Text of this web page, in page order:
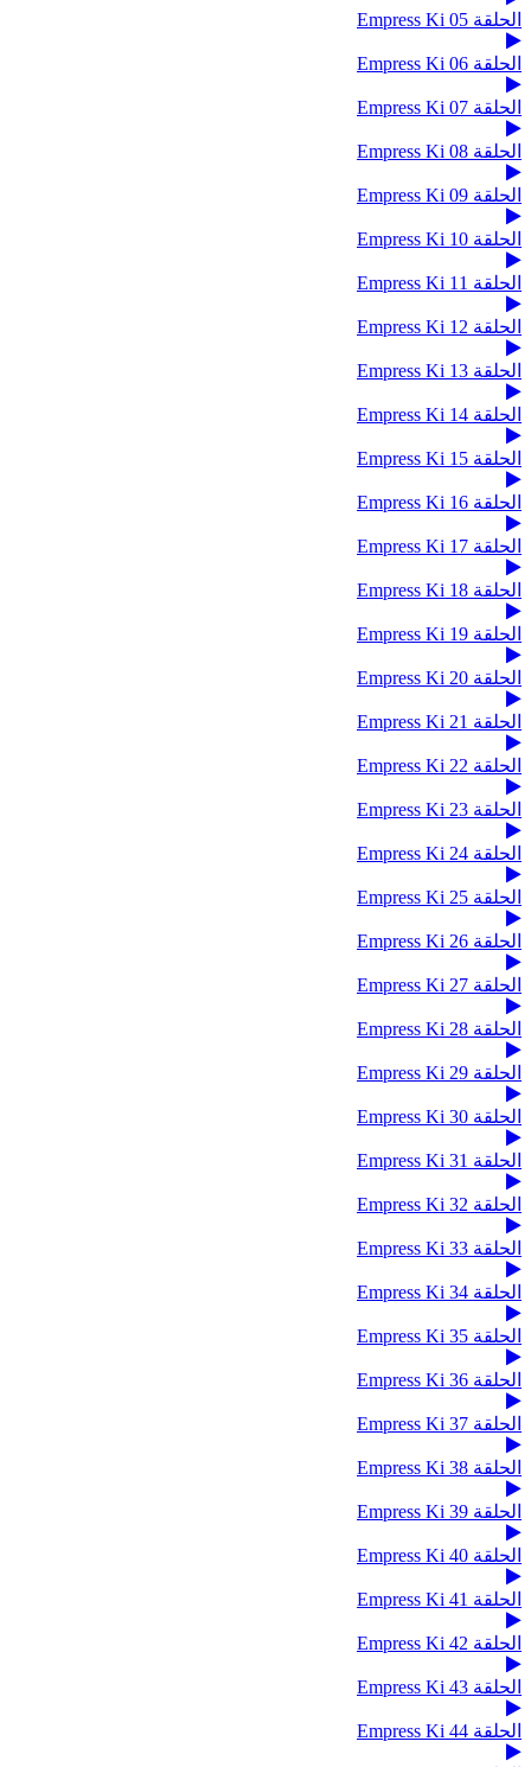
الحلقة 05 Empress Ki
الحلقة 06 Empress Ki
الحلقة 07 Empress Ki
الحلقة 08 Empress Ki
الحلقة 09 Empress Ki
الحلقة 10 Empress Ki
الحلقة 11 Empress Ki
الحلقة 12 Empress Ki
الحلقة 13 Empress Ki
الحلقة 14 Empress Ki
الحلقة 15 Empress Ki
الحلقة 16 Empress Ki
الحلقة 17 Empress Ki
الحلقة 18 Empress Ki
الحلقة 19 Empress Ki
الحلقة 20 Empress Ki
الحلقة 21 Empress Ki
الحلقة 22 Empress Ki
الحلقة 23 Empress Ki
الحلقة 24 Empress Ki
الحلقة 25 Empress Ki
الحلقة 26 Empress Ki
الحلقة 27 Empress Ki
الحلقة 28 Empress Ki
الحلقة 29 Empress Ki
الحلقة 30 Empress Ki
الحلقة 31 Empress Ki
الحلقة 32 Empress Ki
الحلقة 33 Empress Ki
الحلقة 34 Empress Ki
الحلقة 35 Empress Ki
الحلقة 36 Empress Ki
الحلقة 37 Empress Ki
الحلقة 38 Empress Ki
الحلقة 39 Empress Ki
الحلقة 40 Empress Ki
الحلقة 41 Empress Ki
الحلقة 42 Empress Ki
الحلقة 43 Empress Ki
الحلقة 44 Empress Ki